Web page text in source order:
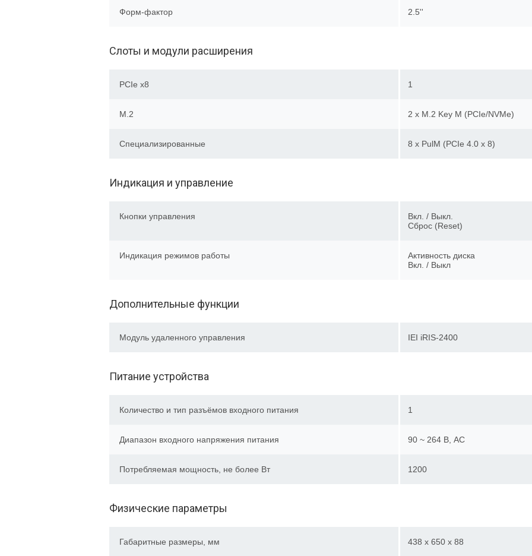
Форм-фактор 2.5''
Слоты и модули расширения
PCIe x8 1
M.2 2 х M.2 Key М (PCIe/NVMe)
Специализированные 8 x PulM (PCIe 4.0 x 8)
Индикация и управление
Кнопки управления
Вкл. / Выкл.
Сброс (Reset)
Индикация режимов работы
Активность диска
Вкл. / Выкл
Дополнительные функции
Модуль удаленного управления IEI iRIS-2400
Питание устройства
Количество и тип разъёмов входного питания 1
Диапазон входного напряжения питания 90 ~ 264 В, AC
Потребляемая мощность, не более Вт 1200
Физические параметры
Габаритные размеры, мм 438 x 650 x 88